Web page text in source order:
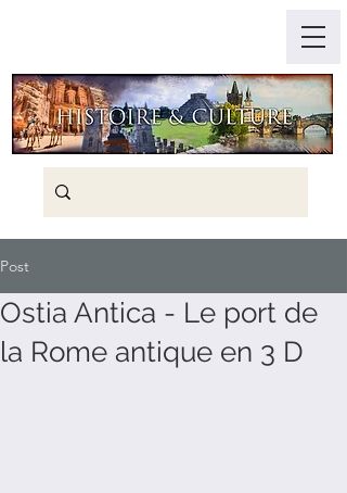
Post
Ostia Antica - Le port de
la Rome antique en 3 D